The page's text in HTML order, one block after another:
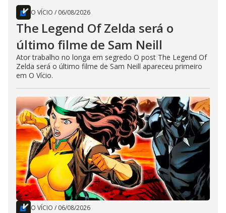
O VÍCIO / 06/08/2026
The Legend Of Zelda será o
último filme de Sam Neill
Ator trabalho no longa em segredo O post The Legend Of
Zelda será o último filme de Sam Neill apareceu primeiro
em O Vício.
O VÍCIO / 06/08/2026